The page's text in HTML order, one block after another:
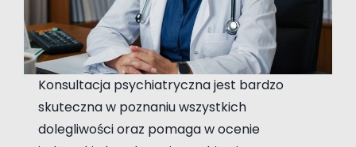
Konsultacja psychiatryczna jest bardzo
skuteczna w poznaniu wszystkich
dolegliwości oraz pomaga w ocenie